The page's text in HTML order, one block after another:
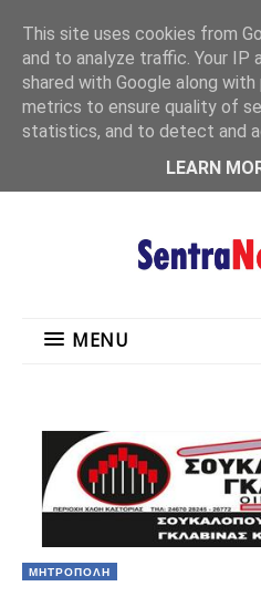
MENU
ΜΗΤΡΟΠΟΛΗ
This site uses cookies from
and to analyze traffic. Your IP
shared with Google along
metrics to ensure quality of
statistics, and to detect and
LEARN